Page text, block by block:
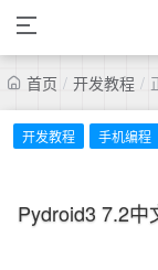
首页 / 开发教程 /
开发教程 手机编程
Pydroid3 7.2中